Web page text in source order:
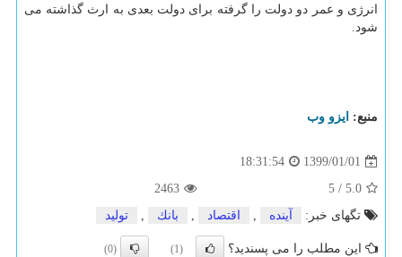
انرژی و عمر دو دولت را گرفته برای دولت بعدی به ارث گذاشته می
شود.
منبع: ایزو وب
1399/01/01
18:31:54
5.0
/
5
2463
تگهای خبر:
آینده , اقتصاد , بانك , تولید
این مطلب را می پسندید؟ (1)
(0)